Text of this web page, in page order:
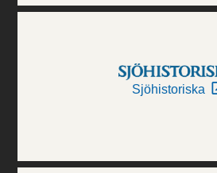
Sjöhistoriska